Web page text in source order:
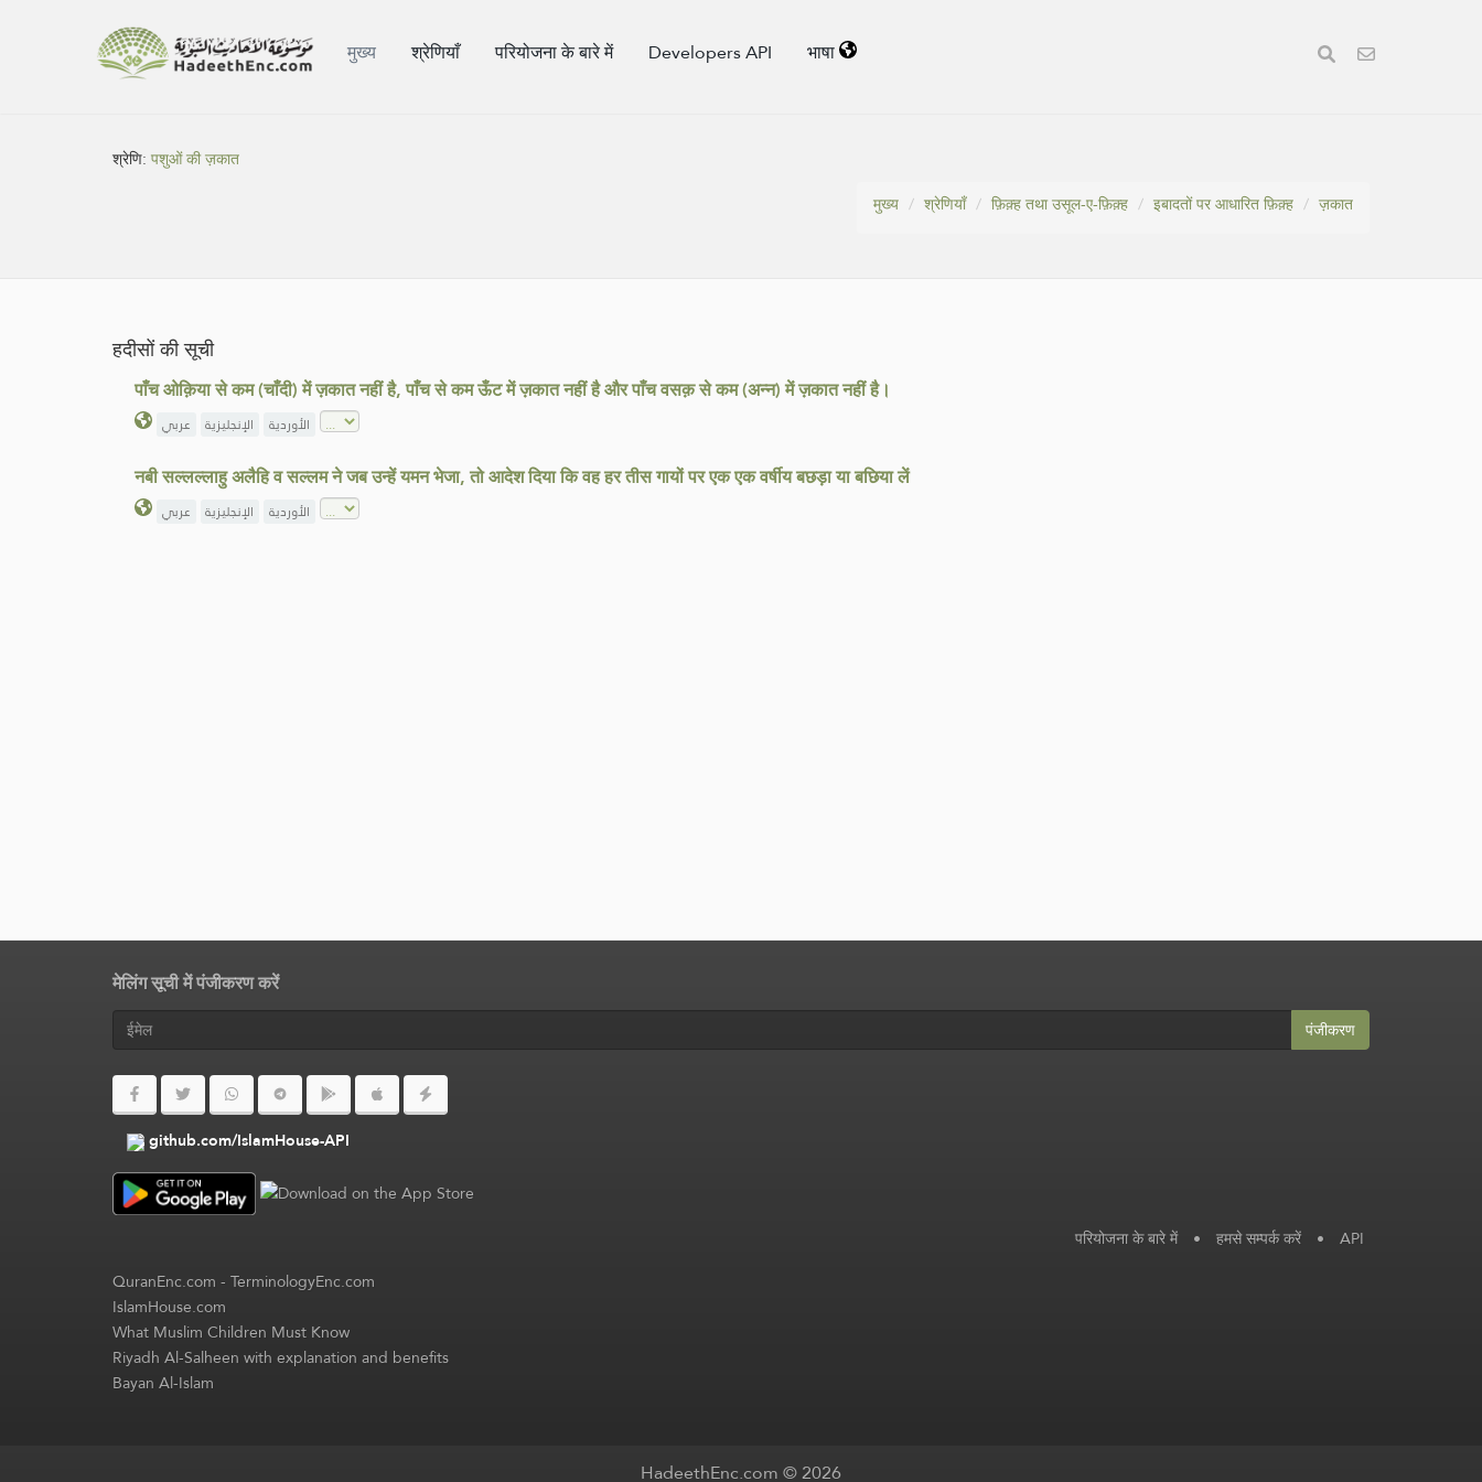
मुख्य श्रेणियाँ परियोजना के बारे में Developers API भाषा
श्रेणि:पशुओं की ज़कात
मुख्य
श्रेणियाँ फ़िक़्ह तथा उसूल-ए-फ़िक़्ह इबादतों पर आधारित फ़िक़्ह ज़कात
हदीसों की सूची
पाँच ओक़िया से कम (चाँदी) में ज़कात नहीं है, पाँच से कम ऊँट में ज़कात नहीं है और पाँच वसक़ से कम (अन्न) में ज़कात नहीं है।
عربي الإنجليزية الأوردية
नबी सल्लल्लाहु अलैहि व सल्लम ने जब उन्हें यमन भेजा, तो आदेश दिया कि वह हर तीस गायों पर एक एक वर्षीय बछड़ा या बछिया लें
عربي الإنجليزية الأوردية
मेलिंग सूची में पंजीकरण करें
पंजीकरण
github.com/IslamHouse-API
परियोजना के बारे में • हमसे सम्पर्क करें • API
QuranEnc.com-TerminologyEnc.com
IslamHouse.com
What Muslim Children Must Know
Riyadh Al-Salheen with explanation and benefits
Bayan Al-Islam
HadeethEnc.com © 2026